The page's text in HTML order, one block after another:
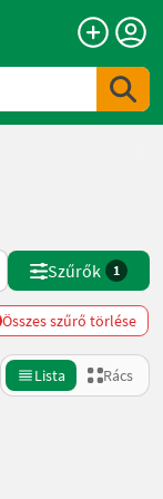
Szűrők 1
Összes szűrő törlése
Lista Rács